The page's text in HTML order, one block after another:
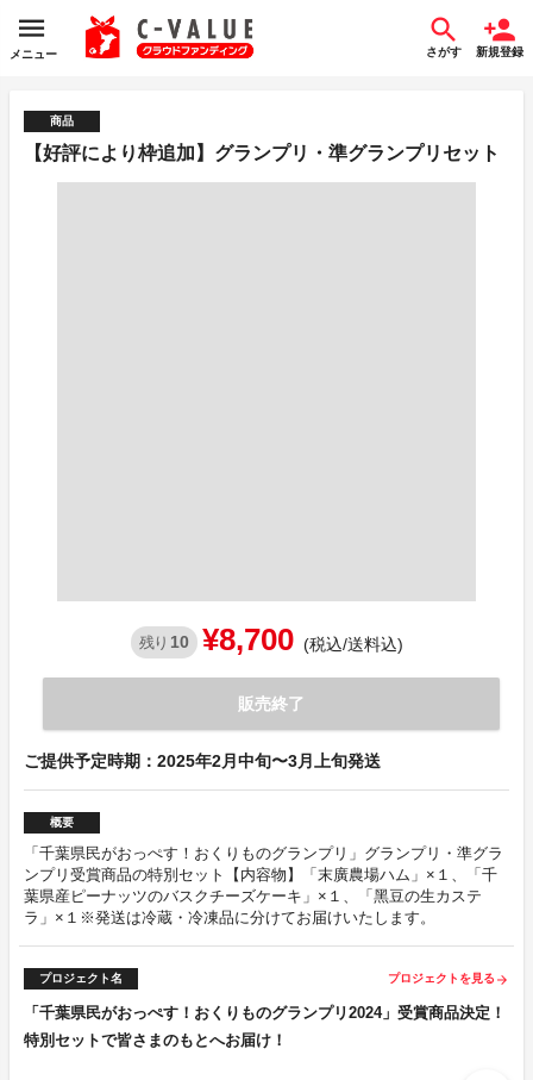
メニュー さがす 新規登録
商品
【好評により枠追加】グランプリ・準グランプリセット
残り 10 ¥8,700 (税込/送料込)
販売終了
ご提供予定時期：2025年2月中旬〜3月上旬発送
概要
「千葉県民がおっぺす！おくりものグランプリ」グランプリ・準グラ
ンプリ受賞商品の特別セット【内容物】「末廣農場ハム」×１、「千
葉県産ピーナッツのバスクチーズケーキ」×１、「⿊豆の⽣カステ
ラ」×１※発送は冷蔵・冷凍品に分けてお届けいたします。
プロジェクト名 プロジェクトを見る arrow_forward
「千葉県民がおっぺす！おくりものグランプリ2024」受賞商品決定！
特別セットで皆さまのもとへお届け！